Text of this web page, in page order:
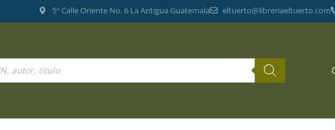
5ª Calle Oriente No. 6 La Antigua Guatemala eltuerto@libreriaeltuerto.com